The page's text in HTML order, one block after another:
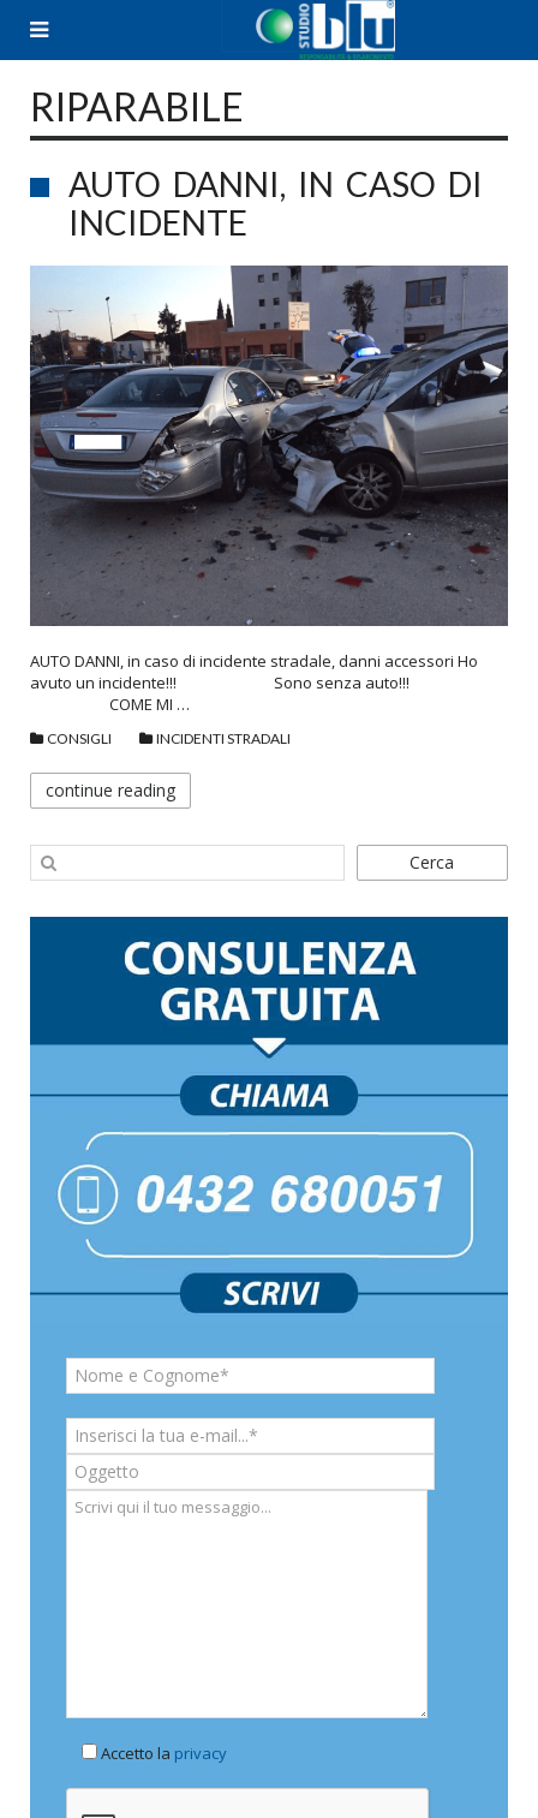
RIPARABILE
AUTO DANNI, IN CASO DI
INCIDENTE
AUTO DANNI, in caso di incidente stradale, danni accessori Ho
avuto un incidente!!! Sono senza auto!!!
COME MI …
CONSIGLI INCIDENTI STRADALI
continue reading
Cerca
Accetto la privacy